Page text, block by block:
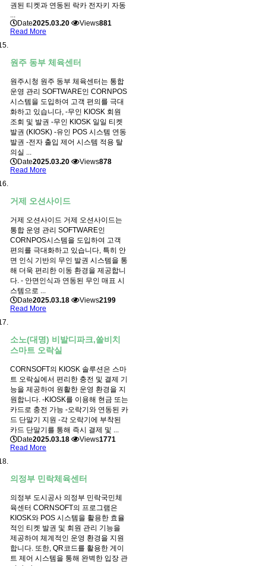
권된 티켓과 연동된 락카 전자키 자동
...
Date2025.03.20 Views881
Read More
원주 동부 체육센터
원주시청 원주 동부 체육센터는 통합
운영 관리 SOFTWARE인 CORNPOS
시스템을 도입하여 고객 편의를 극대
화하고 있습니다, -무인 KIOSK 회원
조회 및 발권 -무인 KIOSK 일일 티켓
발권 (KIOSK) -유인 POS 시스템 연동
발권 -전자 출입 제어 시스템 적용 탈
의실 ...
Date2025.03.20 Views878
Read More
거제 오션사이드
거제 오션사이드 거제 오션사이드는
통합 운영 관리 SOFTWARE인
CORNPOS시스템을 도입하여 고객
편의를 극대화하고 있습니다, 특히 안
면 인식 기반의 무인 발권 시스템을 통
해 더욱 편리한 이동 환경을 제공합니
다. - 안면인식과 연동된 무인 매표 시
스템으로 ...
Date2025.03.18 Views2199
Read More
소노(대명) 비발디파크,쏠비치
스마트 오락실
CORNSOFT의 KIOSK 솔루션은 스마
트 오락실에서 편리한 충전 및 결제 기
능을 제공하여 원활한 운영 환경을 지
원합니다. -KIOSK를 이용해 현금 또는
카드로 충전 가능 -오락기와 연동된 카
드 단말기 지원 -각 오락기에 부착된
카드 단말기를 통해 즉시 결제 및 ...
Date2025.03.18 Views1771
Read More
의정부 민락체육센터
의정부 도시공사 의정부 민락국민체
육센터 CORNSOFT의 프로그램은
KIOSK와 POS 시스템을 활용한 효율
적인 티켓 발권 및 회원 관리 기능을
제공하여 체계적인 운영 환경을 지원
합니다. 또한, QR코드를 활용한 게이
트 제어 시스템을 통해 완벽한 입장 관